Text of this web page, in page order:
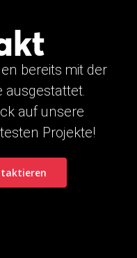
bereits mit der
ausgestattet.
auf unsere
Projekte!